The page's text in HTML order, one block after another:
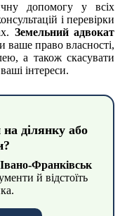
допомогу у всіх
і перевірки
Земельний адвокат
ваше право власності,
а також скасувати
інтереси.
ділянку або
Франківськ
й відстоїть